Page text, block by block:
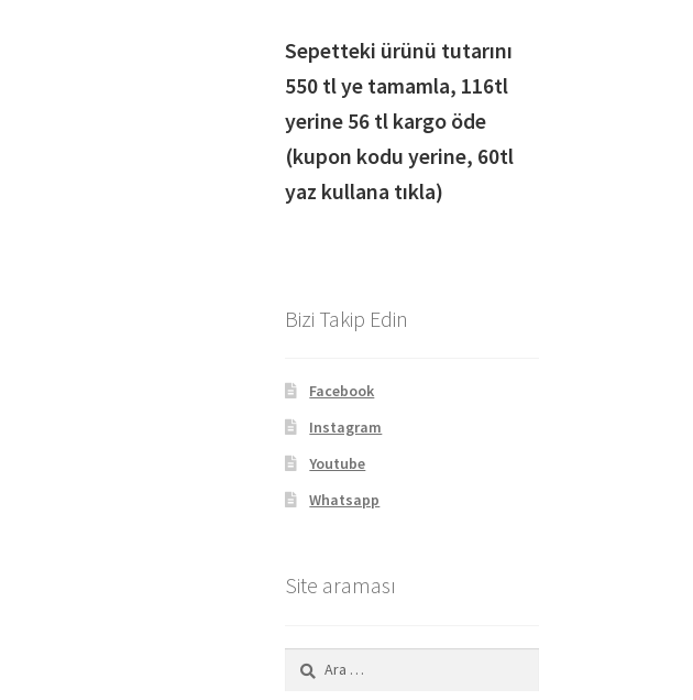
Sepetteki ürünü tutarını
550 tl ye tamamla, 116tl
yerine 56 tl kargo öde
(kupon kodu yerine, 60tl
yaz kullana tıkla)
Bizi Takip Edin
Facebook
Instagram
Youtube
Whatsapp
Site araması
Arama: